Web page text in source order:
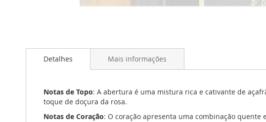
para
Galeria
imagens
Detalhes
Notas de Topo: A abertura é uma mistura rica e cativante de
toque de doçura da rosa.
Notas de Coração: O coração apresenta uma combinação
Mais informações